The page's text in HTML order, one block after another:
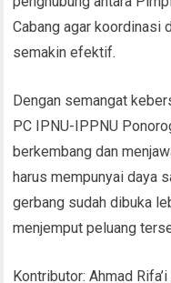
Cabang agar koordinasi
semakin efektif.
Dengan semangat
PC IPNU-IPPNU
berkembang dan
harus mempunyai daya
gerbang sudah dibuka
menjemput peluang
Kontributor: Ahmad